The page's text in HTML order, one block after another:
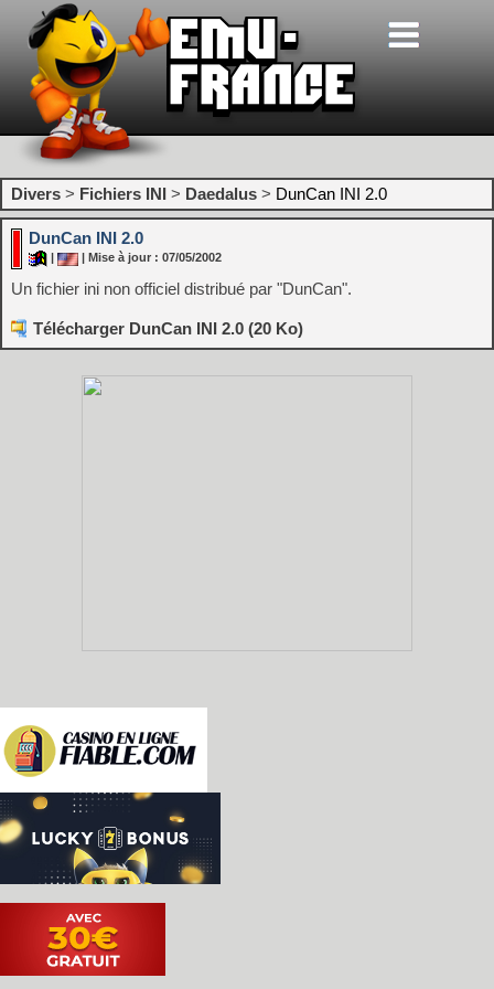
Divers > Fichiers INI > Daedalus > DunCan INI 2.0
DunCan INI 2.0
| Mise à jour : 07/05/2002
Un fichier ini non officiel distribué par "DunCan".
Télécharger DunCan INI 2.0 (20 Ko)